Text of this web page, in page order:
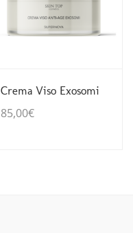
Guarda Dettagli
Crema Viso Exosomi
85,00€